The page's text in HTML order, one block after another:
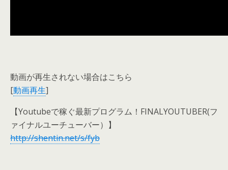
動画が再生されない場合はこちら
[動画再生]
【Youtubeで稼ぐ最新プログラム！FINALYOUTUBER(フ
ァイナルユーチューバー）】
http://shentin.net/s/fyb